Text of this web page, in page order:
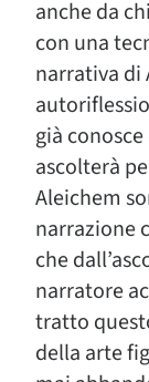
anche da
con una
narrativa di
già
ascolterà
Aleichem
narrazione
che
narratore
tratto
della arte